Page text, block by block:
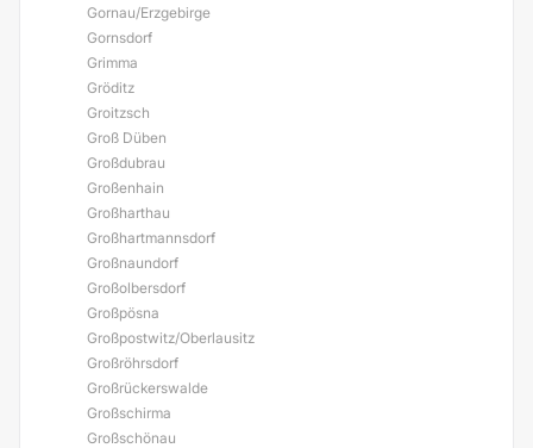
Gornau/Erzgebirge
Gornsdorf
Grimma
Gröditz
Groitzsch
Groß Düben
Großdubrau
Großenhain
Großharthau
Großhartmannsdorf
Großnaundorf
Großolbersdorf
Großpösna
Großpostwitz/Oberlausitz
Großröhrsdorf
Großrückerswalde
Großschirma
Großschönau